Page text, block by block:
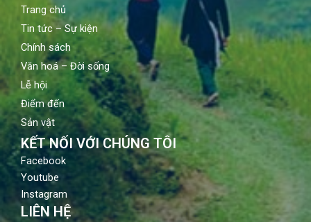
Trang chủ
Tin tức – Sự kiện
Chính sách
Văn hoá – Đời sống
Lễ hội
Điểm đến
Sản vật
KẾT NỐI VỚI CHÚNG TÔI
Facebook
Youtube
Instagram
LIÊN HỆ